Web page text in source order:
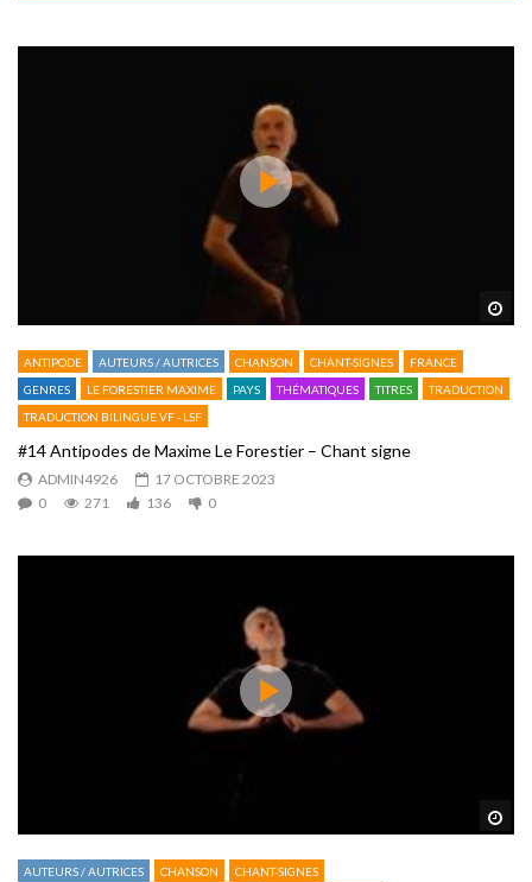
ANTIPODE AUTEURS / AUTRICES CHANSON CHANT-SIGNES
FRANCE
GENRES
LE FORESTIER MAXIME PAYS THÉMATIQUES TITRES
TRADUCTION
TRADUCTION BILINGUE VF - LSF
#14 Antipodes de Maxime Le Forestier – Chant signe
ADMIN4926
17 OCTOBRE 2023
0
271 136 0
AUTEURS / AUTRICES CHANSON
CHANT-SIGNES